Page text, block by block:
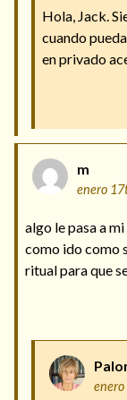
Hola, Jack.
cuando
en privado
m
enero
algo le pasa a
como ido como
ritual para que